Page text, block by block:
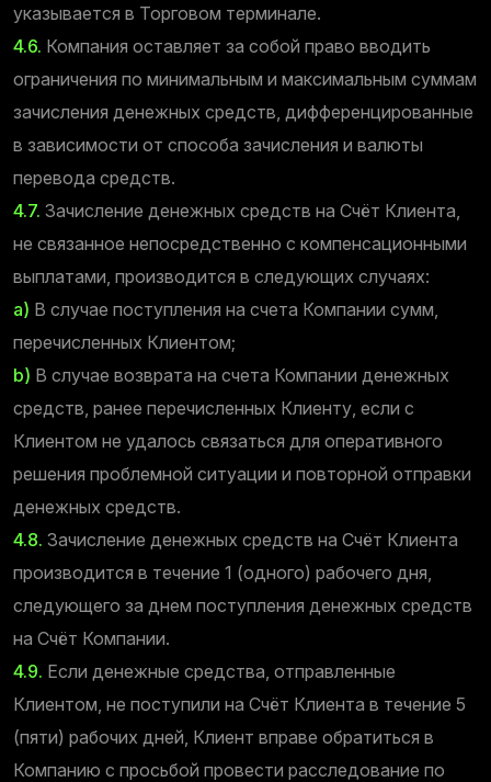
указывается в Торговом терминале.
4.6. Компания оставляет за собой право вводить
ограничения по минимальным и максимальным суммам
зачисления денежных средств, дифференцированные
в зависимости от способа зачисления и валюты
перевода средств.
4.7. Зачисление денежных средств на Счёт Клиента,
не связанное непосредственно с компенсационными
выплатами, производится в следующих случаях:
a) В случае поступления на счета Компании сумм,
перечисленных Клиентом;
b) В случае возврата на счета Компании денежных
средств, ранее перечисленных Клиенту, если с
Клиентом не удалось связаться для оперативного
решения проблемной ситуации и повторной отправки
денежных средств.
4.8. Зачисление денежных средств на Счёт Клиента
производится в течение 1 (одного) рабочего дня,
следующего за днем поступления денежных средств
на Счёт Компании.
4.9. Если денежные средства, отправленные
Клиентом, не поступили на Счёт Клиента в течение 5
(пяти) рабочих дней, Клиент вправе обратиться в
Компанию с просьбой провести расследование по